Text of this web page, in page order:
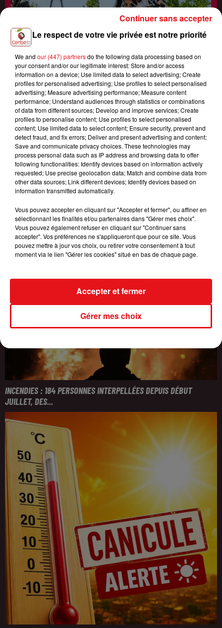
Fin : 10h00
CERISE FM VOUS OFFRE VOTRE PASS FAMILLE AU PARC ASTÉRIX !
INCENDIES : 184 PERSONNES INTERPELLÉES DEPUIS DÉBUT
JUILLET, DES...
Le respect de votre vie privée est notre priorité
We and our (447) partnersdo the following data processing based on
your consent and/or our legitimate interest: Store and/or access
information on a device; Use limited data to select advertising; Create
profiles for personalised advertising; Use profiles to select personalised
advertising; Measure advertising performance; Measure content
performance; Understand audiences through statistics or combinations
of data from different sources; Develop and improve services; Create
profiles to personalise content; Use profiles to select personalised
content; Use limited data to select content; Ensure security, prevent and
detect fraud, and fix errors; Deliver and present advertising and content;
Save and communicate privacy choices. These technologies may
process personal data such as IP address and browsing data to offer
following functionalities: Identify devices based on information actively
requested; Use precise geolocation data; Match and combine data from
other data sources; Link different devices; Identify devices based on
information transmitted automatically.
Vous pouvez accepter en cliquant sur "Accepter et fermer", ou affiner en
sélectionnant les finalités et/ou partenaires dans "Gérer mes choix".
Vous pouvez également refuser en cliquant sur "Continuer sans
accepter". Vos préférences ne s'appliqueront que pour ce site. Vous
pouvez mettre à jour vos choix, ou retirer votre consentement à tout
moment via le lien "Gérer les cookies" situé en bas de chaque page.
Gérer mes choix
Accepter et fermer
Continuer sans accepter